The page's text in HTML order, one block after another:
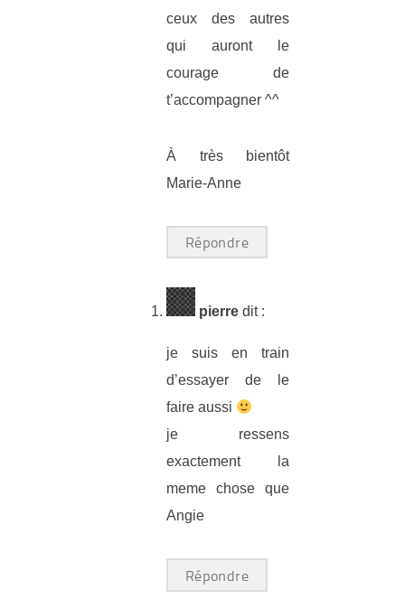
ceux des autres
qui auront le
courage de
t’accompagner ^^
À très bientôt
Marie-Anne
Répondre
pierre dit :
je suis en train
d’essayer de le
faire aussi
je ressens
exactement la
meme chose que
Angie
Répondre